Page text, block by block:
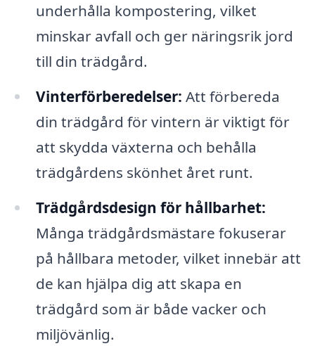
underhålla kompostering, vilket
minskar avfall och ger näringsrik jord
till din trädgård.
Vinterförberedelser: Att förbereda
din trädgård för vintern är viktigt för
att skydda växterna och behålla
trädgårdens skönhet året runt.
Trädgårdsdesign för hållbarhet:
Många trädgårdsmästare fokuserar
på hållbara metoder, vilket innebär att
de kan hjälpa dig att skapa en
trädgård som är både vacker och
miljövänlig.